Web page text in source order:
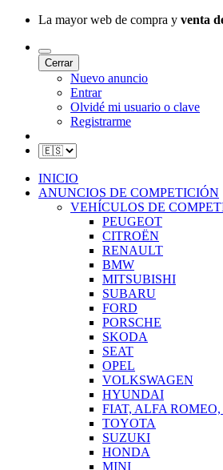
La mayor web de compra y venta
Cerrar
Nuevo anuncio
Entrar
Olvidé mi usuario o clave
Registrarme
INICIO
ANUNCIOS DE COMPETICIÓN
VEHÍCULOS DE
PEUGEOT
CITROËN
RENAULT
BMW
MITSUBISHI
SUBARU
FORD
PORSCHE
SKODA
SEAT
OPEL
VOLKSWAGEN
HYUNDAI
FIAT, ALFA
TOYOTA
SUZUKI
HONDA
MINI